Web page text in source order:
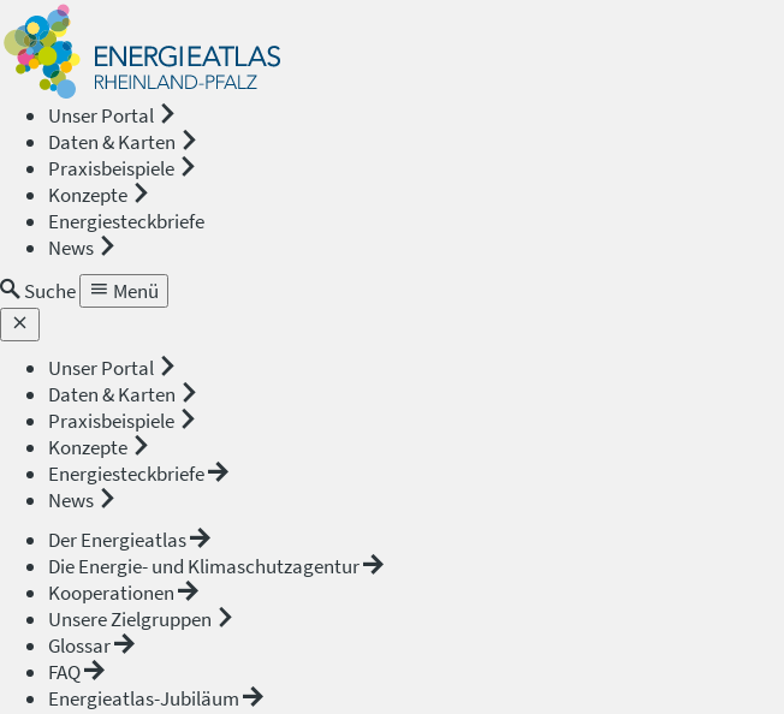
Unser Portal
Daten & Karten
Praxisbeispiele
Konzepte
Energiesteckbriefe
News
Suche
Menü
Unser Portal
Daten & Karten
Praxisbeispiele
Konzepte
Energiesteckbriefe
News
Der Energieatlas
Die Energie- und Klimaschutzagentur
Kooperationen
Unsere Zielgruppen
Glossar
FAQ
Energieatlas-Jubiläum